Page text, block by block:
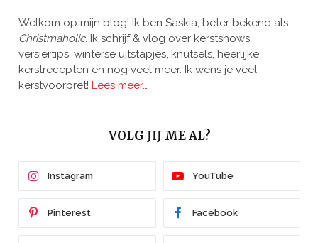
Welkom op mijn blog! Ik ben Saskia, beter bekend als
Christmaholic. Ik schrijf & vlog over kerstshows,
versiertips, winterse uitstapjes, knutsels, heerlijke
kerstrecepten en nog veel meer. Ik wens je veel
kerstvoorpret! Lees meer…
VOLG JIJ ME AL?
Instagram YouTube
Pinterest Facebook